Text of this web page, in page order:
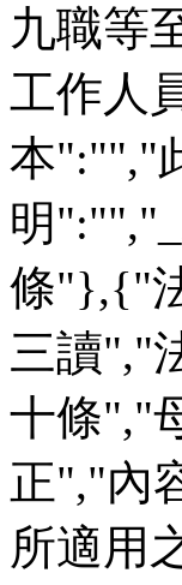
九職等
工作人
本":"","
明
條"},{"
三讀","
十條","
正","內
所適用